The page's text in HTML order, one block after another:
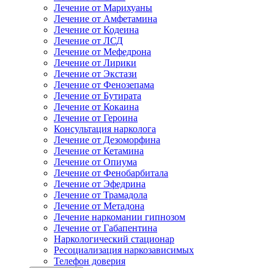
Лечение от Марихуаны
Лечение от Амфетамина
Лечение от Кодеина
Лечение от ЛСД
Лечение от Мефедрона
Лечение от Лирики
Лечение от Экстази
Лечение от Фенозепама
Лечение от Бутирата
Лечение от Кокаина
Лечение от Героина
Консультация нарколога
Лечение от Дезоморфина
Лечение от Кетамина
Лечение от Опиума
Лечение от Фенобарбитала
Лечение от Эфедрина
Лечение от Трамадола
Лечение от Метадона
Лечение наркомании гипнозом
Лечение от Габапентина
Наркологический стационар
Ресоциализация наркозависимых
Телефон доверия